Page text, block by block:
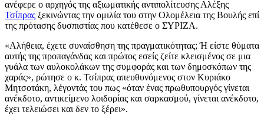
ανέφερε ο αρχηγός της αξιωματικής αντιπολίτευσης Αλέξης
Τσίπρας ξεκινώντας την ομιλία του στην Ολομέλεια της Βουλής επί
της πρότασης δυσπιστίας που κατέθεσε ο ΣΥΡΙΖΑ.
«Αλήθεια, έχετε συναίσθηση της πραγματικότητας; Ή είστε θύματα
αυτής της προπαγάνδας και πρώτος εσείς ζείτε κλεισμένος σε μια
γυάλα των αυλοκολάκων της συμφοράς και των δημοσκόπων της
χαράς», ρώτησε ο κ. Τσίπρας απευθυνόμενος στον Κυριάκο
Μητσοτάκη, λέγοντάς του πως «όταν ένας πρωθυπουργός γίνεται
ανέκδοτο, αντικείμενο λοιδορίας και σαρκασμού, γίνεται ανέκδοτο,
έχει τελειώσει και δεν το ξέρει».